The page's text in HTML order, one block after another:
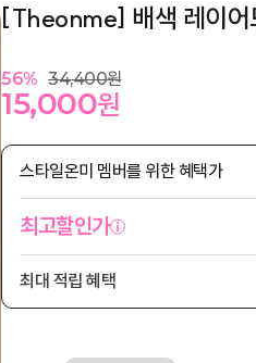
[Theonme] 배색 레이어
56% 34,400원
15,000원
스타일온미 멤버를 위한 혜택가
최고할인가
최대 적립 혜택